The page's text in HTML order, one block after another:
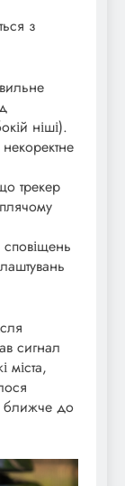
з
ніші).
трекер
сповіщень
сигнал
ближче до